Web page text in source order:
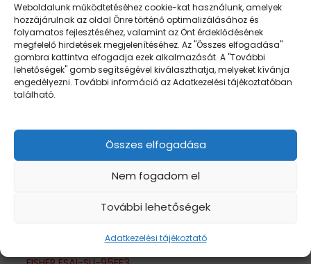
Weboldalunk működtetéséhez cookie-kat használunk, amelyek
hozzájárulnak az oldal Önre történő optimalizálásához és
folyamatos fejlesztéséhez, valamint az Önt érdeklődésének
megfelelő hirdetések megjelenítéséhez. Az "Összes elfogadása"
gombra kattintva elfogadja ezek alkalmazását. A "További
lehetőségek" gomb segítségével kiválaszthatja, melyeket kívánja
engedélyezni. További információ az Adatkezelési tájékoztatóban
található.
Összes elfogadása
Nem fogadom el
További lehetőségek
Adatkezelési tájékoztató
Tovább
olvasom
Tovább
olvasom